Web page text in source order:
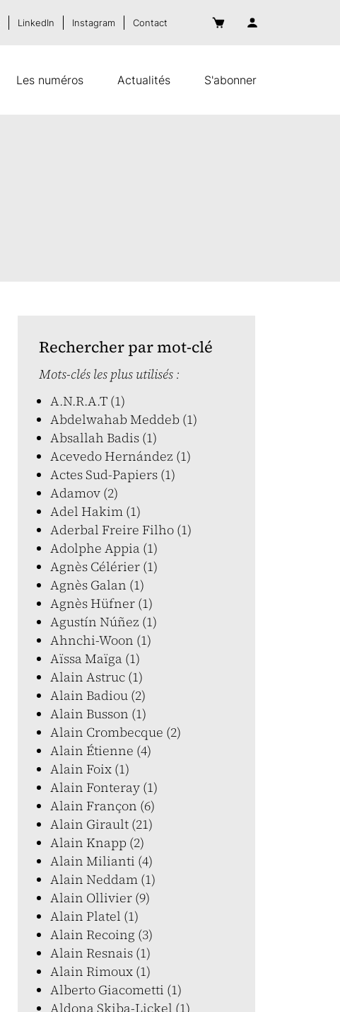
Les numéros Actualités S'abonner
LinkedIn Instagram Contact
Rechercher par mot-clé
Mots-clés les plus utilisés :
A.N.R.A.T (1)
Abdelwahab Meddeb (1)
Absallah Badis (1)
Acevedo Hernández (1)
Actes Sud-Papiers (1)
Adamov (2)
Adel Hakim (1)
Aderbal Freire Filho (1)
Adolphe Appia (1)
Agnès Célérier (1)
Agnès Galan (1)
Agnès Hüfner (1)
Agustín Núñez (1)
Ahnchi-Woon (1)
Aïssa Maïga (1)
Alain Astruc (1)
Alain Badiou (2)
Alain Busson (1)
Alain Crombecque (2)
Alain Étienne (4)
Alain Foix (1)
Alain Fonteray (1)
Alain Françon (6)
Alain Girault (21)
Alain Knapp (2)
Alain Milianti (4)
Alain Neddam (1)
Alain Ollivier (9)
Alain Platel (1)
Alain Recoing (3)
Alain Resnais (1)
Alain Rimoux (1)
Alberto Giacometti (1)
Aldona Skiba-Lickel (1)